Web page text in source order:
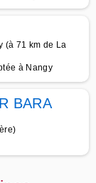
(à 71 km de La
à Nangy
BARA